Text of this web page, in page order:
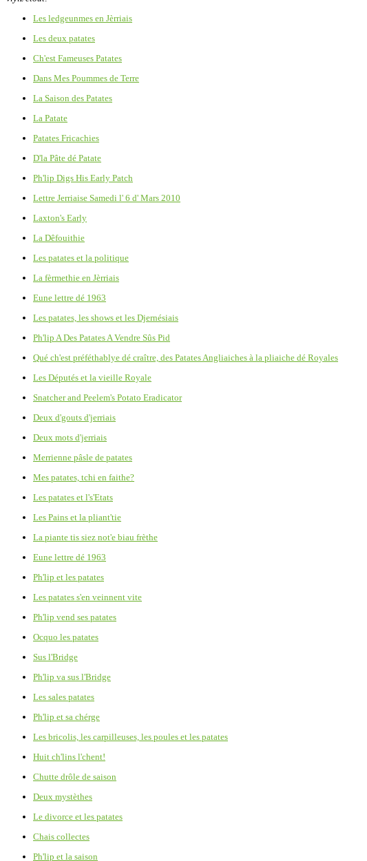
Les ledgeunmes en Jèrriais
Les deux patates
Ch'est Fameuses Patates
Dans Mes Poummes de Terre
La Saison des Patates
La Patate
Patates Fricachies
D'la Pâte dé Patate
Ph'lip Digs His Early Patch
Lettre Jerriaise Samedi l' 6 d' Mars 2010
Laxton's Early
La Dêfouithie
Les patates et la politique
La fèrmethie en Jèrriais
Eune lettre dé 1963
Les patates, les shows et les Djernésiais
Ph'lip A Des Patates A Vendre Sûs Pid
Qué ch'est préféthablye dé craître, des Patates Angliaiches à la pliaiche dé Royales
Les Députés et la vieille Royale
Snatcher and Peelem's Potato Eradicator
Deux d'gouts d'jerriais
Deux mots d'jerriais
Merrienne pâsle de patates
Mes patates, tchi en faithe?
Les patates et l's'Etats
Les Pains et la pliant'tie
La piante tis siez not'e biau frèthe
Eune lettre dé 1963
Ph'lip et les patates
Les patates s'en veinnent vite
Ph'lip vend ses patates
Ocquo les patates
Sus l'Bridge
Ph'lip va sus l'Bridge
Les sales patates
Ph'lip et sa chérge
Les bricolis, les carpilleuses, les poules et les patates
Huit ch'lins l'chent!
Chutte drôle de saison
Deux mystèthes
Le divorce et les patates
Chais collectes
Ph'lip et la saison